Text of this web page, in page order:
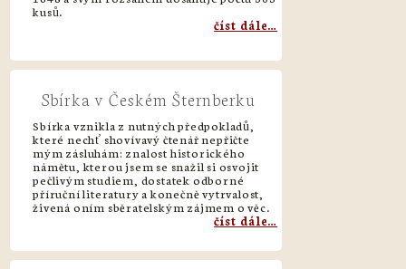
kusů.
číst dále…
Sbírka v Českém Šternberku
Sbírka vznikla z nutných předpokladů,
které nechť shovívavý čtenář nepřičte
mým zásluhám: znalost historického
námětu, kterou jsem se snažil si osvojit
pečlivým studiem, dostatek odborné
příruční literatury a konečně vytrvalost,
živená oním sběratelským zájmem o věc.
číst dále…